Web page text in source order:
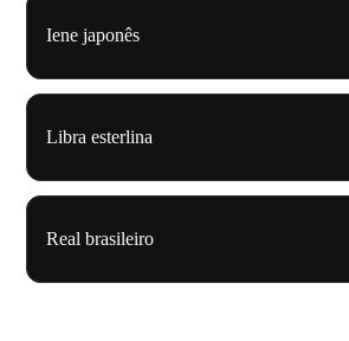
Iene japonês
Libra esterlina
Real brasileiro